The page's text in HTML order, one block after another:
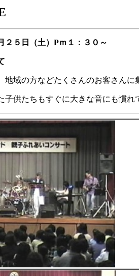
２５日（土）Pｍ１：３０～
地域の方などたくさんのお客さんに
子供たちもすぐに大きな音にも慣